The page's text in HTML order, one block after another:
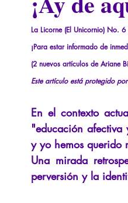
Derechos sexuales/Educación sexual
Filosofando por los mitos griegos
Conferencias
La Licorne (El Unicornio) No.
¡Para estar informado de
(2 nuevos artículos de Ariane
Este artículo está protegido
En el contexto
"educación afectiva
y yo hemos querido
Una mirada
perversión y la